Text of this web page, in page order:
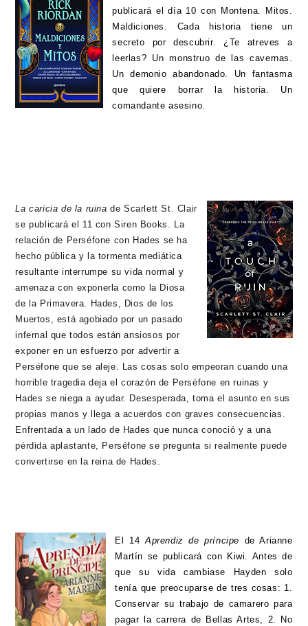
publicará el día 10 con Montena. Mitos.
Maldiciones. Cada historia tiene un
secreto por descubrir. ¿Te atreves a
leerlas? Un monstruo de las cavernas.
Un demonio abandonado. Un fantasma
que quiere borrar la historia. Un
comandante asesino.
La caricia de la ruinade Scarlett St. Clair
se publicará el 11 con Siren Books. La
relación de Perséfone con Hades se ha
hecho pública y la tormenta mediática
resultante interrumpe su vida normal y
amenaza con exponerla como la Diosa
de la Primavera. Hades, Dios de los
Muertos, está agobiado por un pasado
infernal que todos están ansiosos por
exponer en un esfuerzo por advertir a
Perséfone que se aleje. Las cosas solo empeoran cuando una
horrible tragedia deja el corazón de Perséfone en ruinas y
Hades se niega a ayudar. Desesperada, toma el asunto en sus
propias manos y llega a acuerdos con graves consecuencias.
Enfrentada a un lado de Hades que nunca conoció y a una
pérdida aplastante, Perséfone se pregunta si realmente puede
convertirse en la reina de Hades.
El 14Aprendiz de príncipe de Arianne
Martín se publicará con Kiwi. Antes de
que su vida cambiase Hayden solo
tenía que preocuparse de tres cosas: 1.
Conservar su trabajo de camarero para
pagar la carrera de Bellas Artes, 2. No